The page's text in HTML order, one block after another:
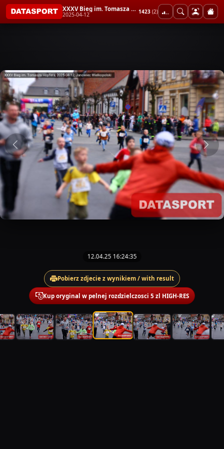
XXXV Bieg im. Tomasza Hopfera
2025-04-12 1423 (2)
12.04.25 16:24:35
Pobierz zdjecie z wynikiem / with result
Kup oryginal w pelnej rozdzielczosci 5 zl HIGH-RES